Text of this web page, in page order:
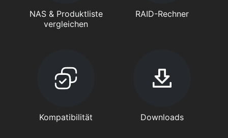
NAS & Produktliste
vergleichen
RAID-Rechner
Kompatibilität Downloads